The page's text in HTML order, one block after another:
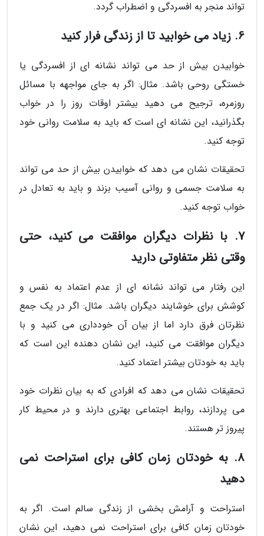
تواند منجر به افسردگی و اضطراب گردد.
6. زیاد می خوابید تا از زندگی فرار کنید
خوابیدن بیش از حد می تواند نشانه ای از افسردگی یا
خستگی روحی باشد. مثال: اگر به جای مواجهه با مسائل
روزمره، ترجیح می دهید بیشتر اوقات روز را در خواب
بگذرانید، این نشانه ای است که باید به سلامت روانی خود
توجه کنید.
تحقیقات نشان می دهد که خوابیدن بیش از حد می تواند
به سلامت جسمی و روانی آسیب بزند و باید به تعادل در
خواب توجه کنید.
7. با نظرات دیگران موافقت می کنید، حتی
وقتی نظر متفاوتی دارید
این رفتار می تواند نشانه ای از عدم اعتماد به نفس و
کوشش برای خوشایند دیگران باشد. مثال: اگر در یک جمع
نظرتان فرق دارد اما از بیان آن خودداری می کنید و با
دیگران موافقت می کنید، این نشان دهنده این است که
باید به خودتان بیشتر اعتماد کنید.
تحقیقات نشان می دهد که افرادی که به بیان نظرات خود
می پردازند، روابط اجتماعی بهتری دارند و در محیط کار
پیروز تر هستند.
8. به خودتان زمان کافی برای استراحت نمی
دهید
استراحت و آرامش بخشی از زندگی سالم است. اگر به
خودتان زمان کافی برای استراحت نمی دهید، این نشان